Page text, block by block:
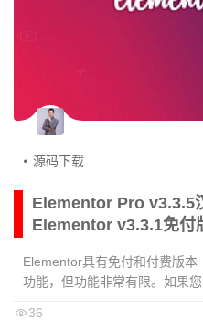
源码下载
Elementor Pro v3.3.5
Elementor v3.3.1免付
Elementor具有免付和付费版
功能，但功能非常有限。如果
到专业版。
36